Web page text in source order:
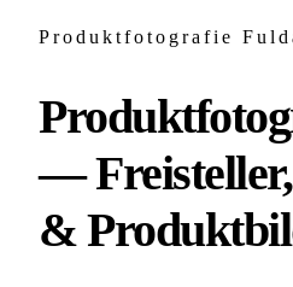
Produktfotografie
—
&